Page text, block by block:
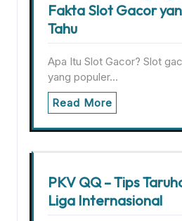
Fakta Slot Gacor
Tahu
Apa Itu Slot Gacor? Slot
yang populer…
Read More
PKV QQ – Tips
Liga Internasional